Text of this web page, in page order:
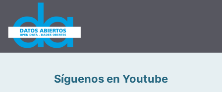
Síguenos en Youtube